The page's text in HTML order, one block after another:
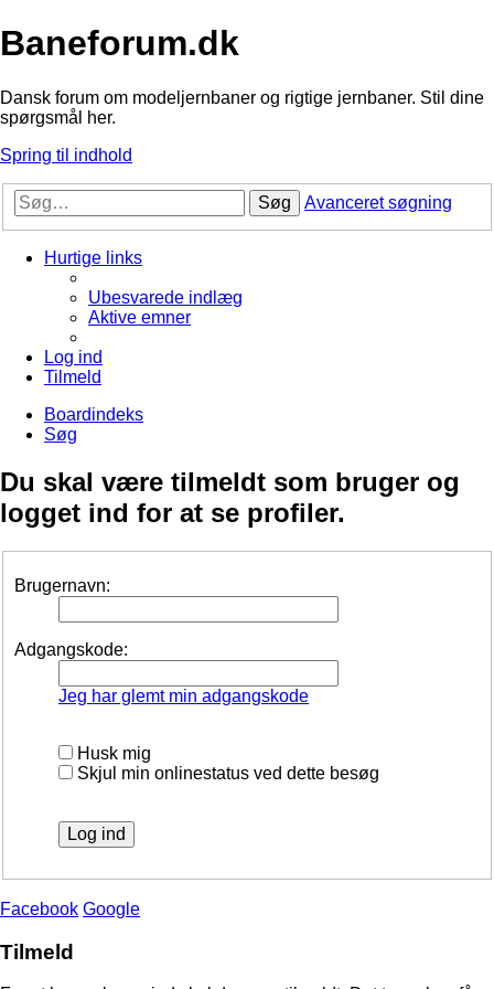
Baneforum.dk
Dansk forum om modeljernbaner og rigtige jernbaner. Stil dine
spørgsmål her.
Spring til indhold
Søg Avanceret søgning
Hurtige links
Ubesvarede indlæg
Aktive emner
Log ind
Tilmeld
Boardindeks
Søg
Du skal være tilmeldt som bruger og
logget ind for at se profiler.
Brugernavn:
Adgangskode:
Jeg har glemt min adgangskode
Husk mig
Skjul min onlinestatus ved dette besøg
Facebook Google
Tilmeld